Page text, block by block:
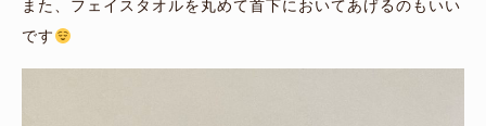
また、フェイスタオルを丸めて首下においてあげるのもいい
です